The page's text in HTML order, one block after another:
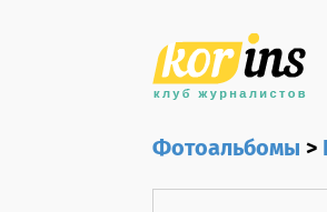
Фотоальбомы>